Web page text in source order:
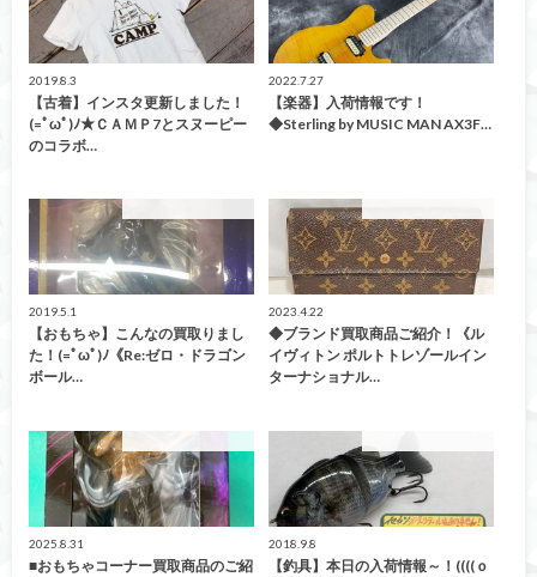
2019.8.3
【古着】インスタ更新しました！
(=ﾟωﾟ)ﾉ★ＣＡＭＰ7とスヌーピー
のコラボ…
2022.7.27
【楽器】入荷情報です！
◆Sterling by MUSIC MAN AX3F…
2019.5.1
【おもちゃ】こんなの買取りまし
た！(=ﾟωﾟ)ﾉ《Re:ゼロ・ドラゴン
ボール…
2023.4.22
◆ブランド買取商品ご紹介！《ル
イヴィトン ポルトトレゾールイン
ターナショナル…
2025.8.31
■おもちゃコーナー買取商品のご紹
2018.9.8
【釣具】本日の入荷情報～！((((ｏ